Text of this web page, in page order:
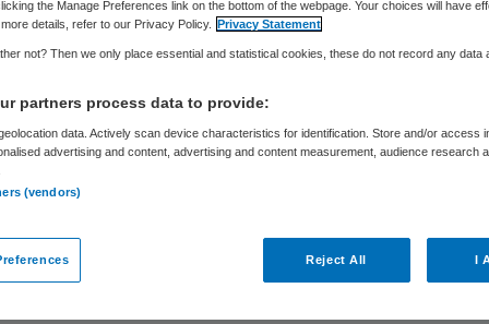
lijkt geslaagd voor de grote versoepelingstest
dagelijkse aantal nieuwe coronapatiënten in
zicht op corona op scholen.
the Manage Preferences link on the bottom of the webpage. Your choices will have
details, refer to our Privacy Policy. Privacy Statement
not? Then we only place essential and statistical cookies, these do not record any data
partners process data to provide:
data. Actively scan device characteristics for identification. Store and/or access
advertising and content, advertising and content measurement, audience research
(vendors)
Reject All I